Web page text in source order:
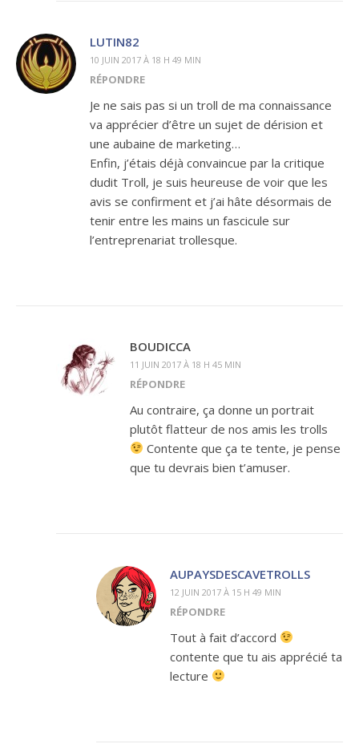
LUTIN82
10 JUIN 2017 À 18 H 49 MIN
RÉPONDRE
Je ne sais pas si un troll de ma connaissance
va apprécier d’être un sujet de dérision et
une aubaine de marketing…
Enfin, j’étais déjà convaincue par la critique
dudit Troll, je suis heureuse de voir que les
avis se confirment et j’ai hâte désormais de
tenir entre les mains un fascicule sur
l’entreprenariat trollesque.
BOUDICCA
11 JUIN 2017 À 18 H 45 MIN
RÉPONDRE
Au contraire, ça donne un portrait
plutôt flatteur de nos amis les trolls
Contente que ça te tente, je pense
que tu devrais bien t’amuser.
AUPAYSDESCAVETROLLS
12 JUIN 2017 À 15 H 49 MIN
RÉPONDRE
Tout à fait d’accord
contente que tu ais apprécié ta
lecture